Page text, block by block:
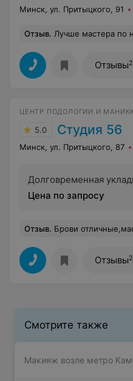
Минск, ул. Притыцкого, 91
Отзыв. Лучше мастера по наращиванию ресниц, как Анастасия, я ещё не встречала.
Отзывы
ЦЕНТР ПОДОЛОГИИ И
5.0 Студия 56
Минск, ул. Притыцкого, 87
Долговременная
Цена по запросу
Отзыв. Брови отличные,мастер понравилась НО!единственное очень
Отзывы
Смотрите также
Макияж возле метро